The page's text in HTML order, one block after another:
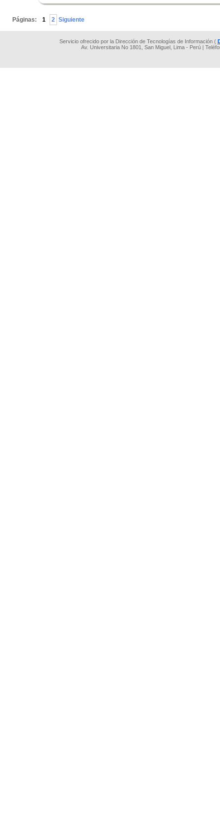
Páginas: 1 2 Siguiente
Servicio ofrecido por la Dirección de Tecnologías de Información (
Av. Universitaria No 1801, San Miguel, Lima - Perú |